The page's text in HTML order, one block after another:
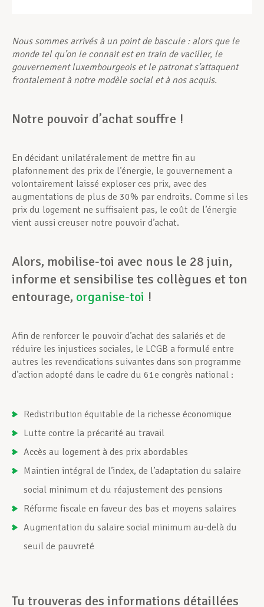
Nous sommes arrivés à un point de bascule : alors que le
monde tel qu’on le connait est en train de vaciller, le
gouvernement luxembourgeois et le patronat s’attaquent
frontalementànotre modèle social etànos acquis.
Notre pouvoir d’achat souffre !
En décidant unilatéralement de mettre fin au
plafonnement des prix de l’énergie, le gouvernement a
volontairement laissé exploser ces prix, avec des
augmentations de plus de 30% par endroits. Comme si les
prix du logement ne suffisaient pas, le coût de l’énergie
vient aussi creuser notre pouvoir d’achat.
Alors, mobilise-toi avec nous le 28 juin,
informe et sensibilise tes collègues et ton
entourage, organise-toi !
Afin de renforcer le pouvoir d’achat des salariés et de
réduire les injustices sociales, le LCGB a formulé entre
autres les revendications suivantes dans son programme
d’action adopté dans le cadre du 61e congrès national :
Redistribution équitable de la richesse économique
Lutte contre la précarité au travail
Accès au logement à des prix abordables
Maintien intégral de l’index, de l’adaptation du salaire
social minimum et du réajustement des pensions
Réforme fiscale en faveur des bas et moyens salaires
Augmentation du salaire social minimum au-delà du
seuil de pauvreté
Tu trouveras des informations détaillées